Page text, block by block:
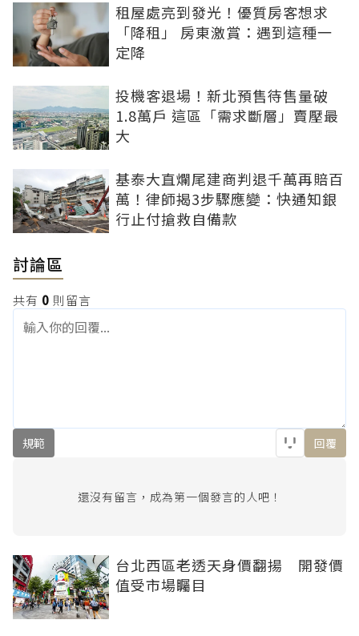
租屋處亮到發光！優質房客想求
「降租」 房東激賞：遇到這種一
定降
投機客退場！新北預售待售量破
1.8萬戶 這區「需求斷層」賣壓最
大
基泰大直爛尾建商判退千萬再賠百
萬！律師揭3步驟應變：快通知銀
行止付搶救自備款
討論區
共有 0 則留言
規範 回覆
還沒有留言，成為第一個發言的人吧！
台北西區老透天身價翻揚 開發價
值受市場矚目